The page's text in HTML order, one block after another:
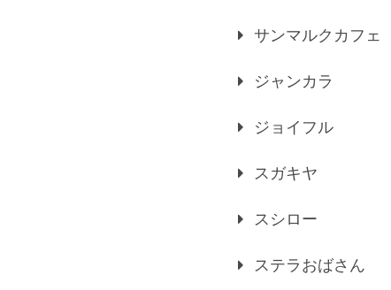
サンマルクカフェ
ジャンカラ
ジョイフル
スガキヤ
スシロー
ステラおばさん